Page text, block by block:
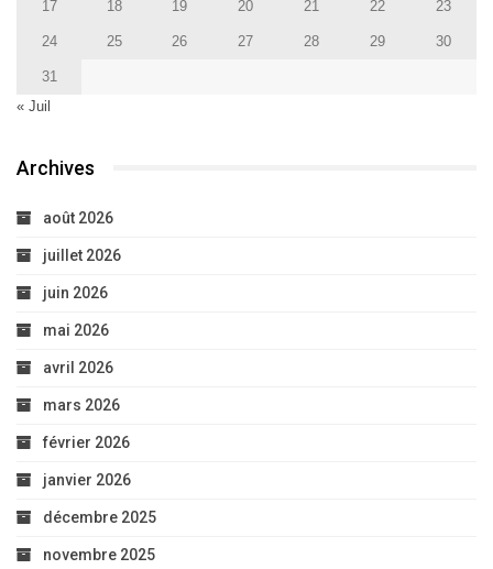
17 18 19 20 21 22 23
24 25 26 27 28 29 30
31
« Juil
Archives
août 2026
juillet 2026
juin 2026
mai 2026
avril 2026
mars 2026
février 2026
janvier 2026
décembre 2025
novembre 2025